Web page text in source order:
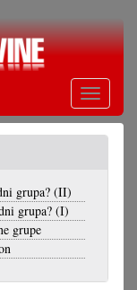
Toggle
grupa? (II)
grupa? (I)
grupe